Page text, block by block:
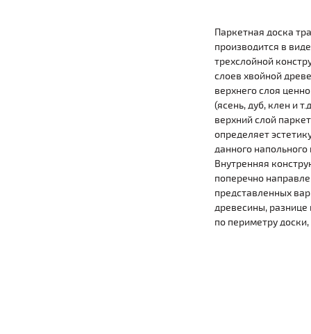
Паркетная доска
производится в виде
трехслойной
слоев хвойной
верхнего слоя
(ясень, дуб, клен и
верхний слой
определяет
данного
Внутренняя
поперечно
представленных
древесины, разнице
по периметру